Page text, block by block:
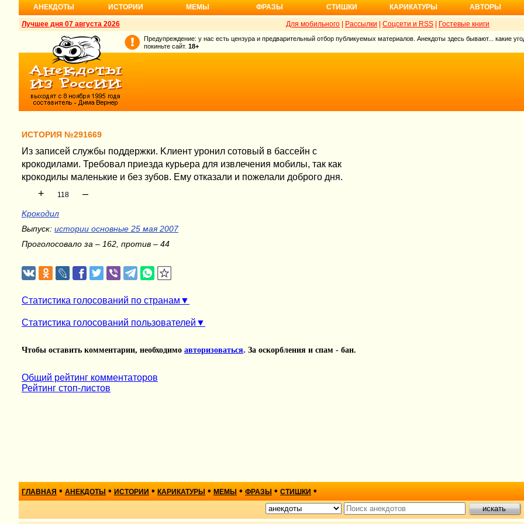
АНЕКДОТЫ ИСТОРИИ МЕМЫ ФРАЗЫ СТИШКИ КАРИКАТУРЫ АВТОРЫ
Лучшее дня 07 августа 2026 Для мобильного Рассылки Соцсети и RSS Гостевые книги
Предупреждение: у нас есть цензура и предварительный отбор публикуемых материалов. Анекдоты здесь бывают... какие
покиньте сайт. 18+
ИСТОРИЯ №291669
Из записей службы поддержки. Kлиент уронил сотовый в бассейн с
крокодилами. Требовал приезда курьера для извлечения мобилы, так как
крокодилы маленькие и без зубов. Ему отказали и пожелали доброго дня.
+ 118 –
Kрокодил
Выпуск: истории основные 25 мая 2007
Проголосовало за – 162, против – 44
Статистика голосований по странам
Статистика голосований пользователей
Чтобы оставить комментарии, необходимо авторизоваться. За оскорбления и спам - бан.
Общий рейтинг комментаторов
Рейтинг стоп-листов
ГЛАВНАЯ • АНЕКДОТЫ • ИСТОРИИ • КАРИКАТУРЫ • МЕМЫ • ФРАЗЫ • СТИШКИ •